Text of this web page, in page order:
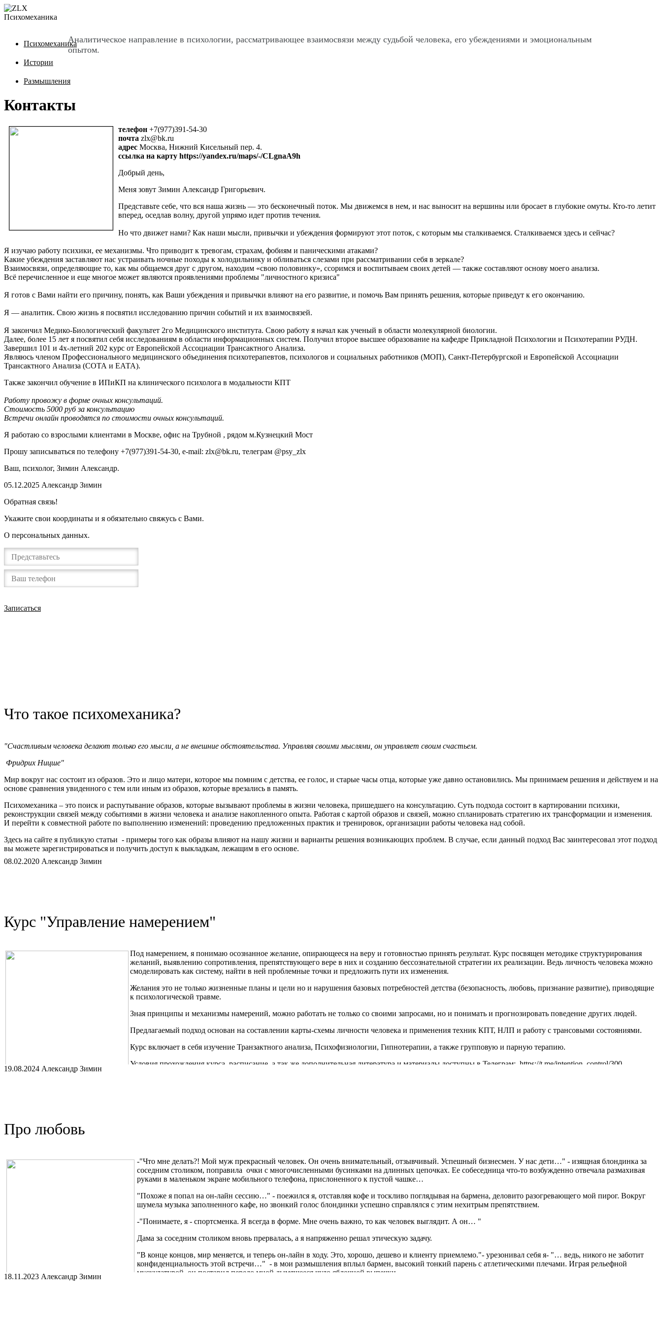
Психомеханика
Аналитическое направление в психологии, рассматривающее взаимосвязи между судьбой человека, его убеждениями и эмоциональным
опытом.
Психомеханика
Истории
Размышления
Контакты
телефон +7(977)391-54-30
почта zlx@bk.ru
адрес Москва, Нижний Кисельный пер. 4.
ссылка на карту https://yandex.ru/maps/-/CLgnaA9h
Добрый день,
Меня зовут Зимин Александр Григорьевич.
Представьте себе, что вся наша жизнь — это бесконечный поток. Мы движемся в нем, и нас выносит на вершины или бросает в глубокие омуты. Кто-то летит
вперед, оседлав волну, другой упрямо идет против течения.
Но что движет нами? Как наши мысли, привычки и убеждения формируют этот поток, с которым мы сталкиваемся. Сталкиваемся здесь и сейчас?
Я изучаю работу психики, ее механизмы. Что приводит к тревогам, страхам, фобиям и паническими атаками?
Какие убеждения заставляют нас устраивать ночные походы к холодильнику и обливаться слезами при рассматривании себя в зеркале?
Взаимосвязи, определяющие то, как мы общаемся друг с другом, находим «свою половинку», ссоримся и воспитываем своих детей — также составляют основу моего анализа.
Всё перечисленное и еще многое может являются проявлениями проблемы "личностного кризиса"
Я готов с Вами найти его причину, понять, как Ваши убеждения и привычки влияют на его развитие, и помочь Вам принять решения, которые приведут к его окончанию.
Я — аналитик. Свою жизнь я посвятил исследованию причин событий и их взаимосвязей.
Я закончил Медико-Биологический факультет 2го Медицинского института. Свою работу я начал как ученый в области молекулярной биологии.
Далее, более 15 лет я посвятил себя исследованиям в области информационных систем. Получил второе высшее образование на кафедре Прикладной Психологии и Психотерапии РУДН.
Завершил 101 и 4х-летний 202 курс от Европейской Ассоциации Трансактного Анализа.
Являюсь членом Профессионального медицинского объединения психотерапевтов, психологов и социальных работников (МОП), Санкт-Петербургской и Европейской Ассоциации
Трансактного Анализа (СОТА и ЕАТА).
Также закончил обучение в ИПиКП на клинического психолога в модальности КПТ
Работу провожу в форме очных консультаций.
Стоимость 5000 руб за консультацию
Встречи онлайн проводятся по стоимости очных консультаций.
Я работаю со взрослыми клиентами в Москве, офис на Трубной , рядом м.Кузнецкий Мост
Прошу записываться по телефону +7(977)391-54-30, e-mail: zlx@bk.ru, телеграм @psy_zlx
Ваш, психолог, Зимин Александр.
05.12.2025 Александр Зимин
Обратная связь!
Укажите свои координаты и я обязательно свяжусь с Вами.
О персональных данных.
Записаться
Что такое психомеханика?
"Cчастливым человека делают только его мысли, а не внешние обстоятельства. Управляя своими мыслями, он управляет своим счастьем.
Фридрих Ницше"
Мир вокруг нас состоит из образов. Это и лицо матери, которое мы помним с детства, ее голос, и старые часы отца, которые уже давно остановились. Мы принимаем решения и действуем и на
основе сравнения увиденного с тем или иным из образов, которые врезались в память.
Психомеханика – это поиск и распутывание образов, которые вызывают проблемы в жизни человека, пришедшего на консультацию. Суть подхода состоит в картировании психики,
реконструкции связей между событиями в жизни человека и анализе накопленного опыта. Работая с картой образов и связей, можно спланировать стратегию их трансформации и изменения.
И перейти к совместной работе по выполнению изменений: проведению предложенных практик и тренировок, организации работы человека над собой.
Здесь на сайте я публикую статьи - примеры того как образы влияют на нашу жизни и варианты решения возникающих проблем. В случае, если данный подход Вас заинтересовал этот подход
вы можете зарегистрироваться и получить доступ к выкладкам, лежащим в его основе.
Я - психолог, транзактный аналитик. Вы можете обратиться ко мне за консультацией, если Вам необходимо разобраться в проблемах и изменить свою жизнь.
08.02.2020 Александр Зимин
Курс "Управление намерением"
Под намерением, я понимаю осознанное желание, опирающееся на веру и готовностью принять результат. Курс посвящен методике структурирования
желаний, выявлению сопротивления, препятствующего вере в них и созданию бессознательной стратегии их реализации. Ведь личность человека можно
смоделировать как систему, найти в ней проблемные точки и предложить пути их изменения.
Желания это не только жизненные планы и цели но и нарушения базовых потребностей детства (безопасность, любовь, признание развитие), приводящие
к психологической травме.
Зная принципы и механизмы намерений, можно работать не только со своими запросами, но и понимать и прогнозировать поведение других людей.
Предлагаемый подход основан на составлении карты-схемы личности человека и применения техник КПТ, НЛП и работу с трансовыми состояниями.
Курс включает в себя изучение Транзактного анализа, Психофизиологии, Гипнотерапии, а также групповую и парную терапию.
Условия прохождения курса, расписание, а так же дополнительная литература и материалы доступны в Телеграм: https://t.me/intention_control/300
19.08.2024 Александр Зимин
Про любовь
-"Что мне делать?! Мой муж прекрасный человек. Он очень внимательный, отзывчивый. Успешный бизнесмен. У нас дети…" - изящная блондинка за
соседним столиком, поправила очки с многочисленными бусинками на длинных цепочках. Ее собеседница что-то возбужденно отвечала размахивая
руками в маленьком экране мобильного телефона, прислоненного к пустой чашке…
"Похоже я попал на он-лайн сессию…" - поежился я, отставляя кофе и тоскливо поглядывая на бармена, деловито разогревающего мой пирог. Вокруг
шумела музыка заполненного кафе, но звонкий голос блондинки успешно справлялся с этим нехитрым препятствием.
-"Понимаете, я - спортсменка. Я всегда в форме. Мне очень важно, то как человек выглядит. А он… "
Дама за соседним столиком вновь прервалась, а я напряженно решал этическую задачу.
"В конце концов, мир меняется, и теперь он-лайн в ходу. Это, хорошо, дешево и клиенту приемлемо."- урезонивал себя я- "… ведь, никого не заботит
конфиденциальность этой встречи…" - в мои размышления вплыл бармен, высокий тонкий парень с атлетическими плечами. Играя рельефной
мускулатурой, он поставил передо мной дымящееся чудо яблочной выпечки.
18.11.2023 Александр Зимин